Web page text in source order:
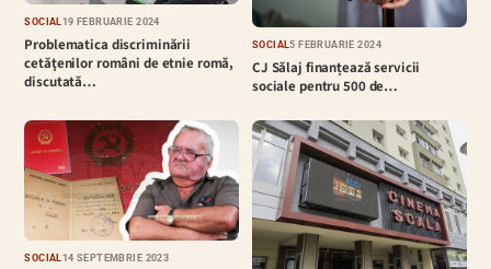
SOCIAL19 FEBRUARIE 2024
Problematica discriminării
cetăţenilor români de etnie romă,
discutată…
SOCIAL5 FEBRUARIE 2024
CJ Sălaj finanțează servicii
sociale pentru 500 de…
SOCIAL 14 SEPTEMBRIE 2023